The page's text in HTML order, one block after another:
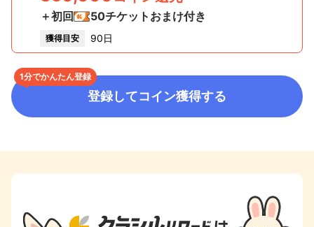
＋初回 50チケットおまけ付き
獲得目安 90日
1分でかんたん登録
登録してコイン獲得する